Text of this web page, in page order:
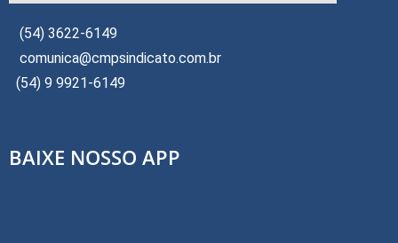
(54) 3622-6149
comunica@cmpsindicato.com.br
(54) 9 9921-6149
BAIXE NOSSO APP